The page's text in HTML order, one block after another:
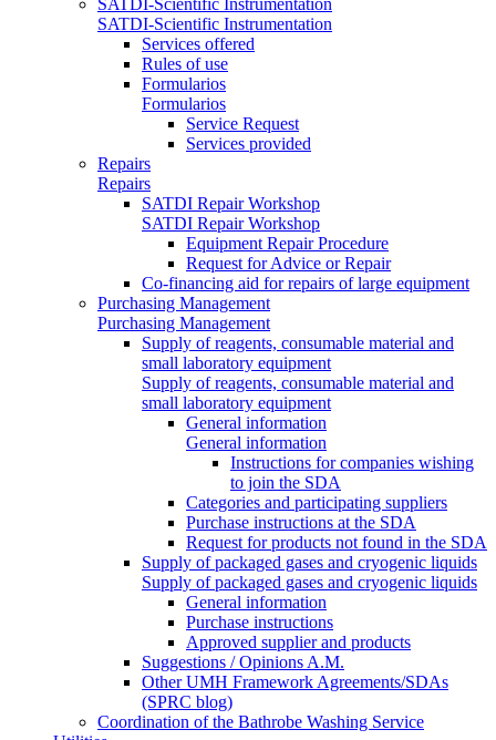
SATDI-Scientific Instrumentation
SATDI-Scientific Instrumentation
Services offered
Rules of use
Formularios
Formularios
Service Request
Services provided
Repairs
Repairs
SATDI Repair Workshop
SATDI Repair Workshop
Equipment Repair Procedure
Request for Advice or Repair
Co-financing aid for repairs of large equipment
Purchasing Management
Purchasing Management
Supply of reagents, consumable material and
small laboratory equipment
Supply of reagents, consumable material and
small laboratory equipment
General information
General information
Instructions for companies wishing
to join the SDA
Categories and participating suppliers
Purchase instructions at the SDA
Request for products not found in the SDA
Supply of packaged gases and cryogenic liquids
Supply of packaged gases and cryogenic liquids
General information
Purchase instructions
Approved supplier and products
Suggestions / Opinions A.M.
Other UMH Framework Agreements/SDAs
(SPRC blog)
Coordination of the Bathrobe Washing Service